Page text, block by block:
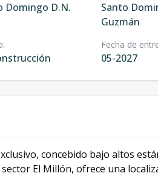
Domingo D.N.
Santo
Guzmán
: Fecha de
05-2027
concebido bajo altos
El Millón, ofrece una